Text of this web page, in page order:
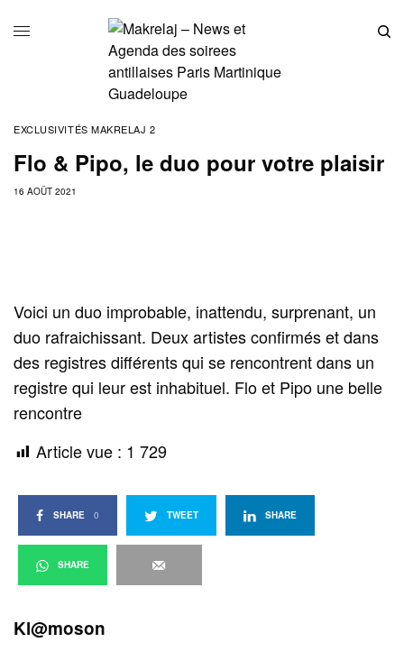
EXCLUSIVITÉS MAKRELAJ 2
Flo & Pipo, le duo pour votre plaisir
16 AOÛT 2021
Voici un duo improbable, inattendu, surprenant, un
duo rafraichissant. Deux artistes confirmés et dans
des registres différents qui se rencontrent dans un
registre qui leur est inhabituel. Flo et Pipo une belle
rencontre
Article vue : 1 729
SHARE 0 TWEET SHARE
SHARE
Kl@moson